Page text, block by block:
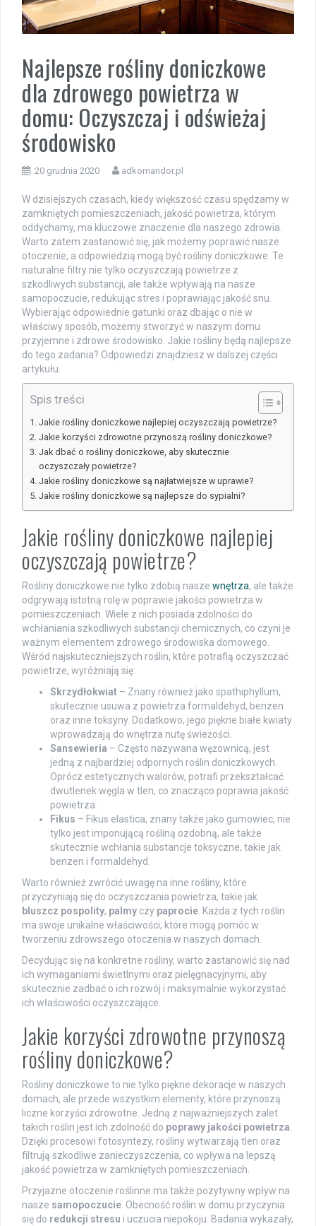
Najlepsze rośliny doniczkowe
dla zdrowego powietrza w
domu: Oczyszczaj i odświeżaj
środowisko
20 grudnia 2020 adkomandor.pl
W dzisiejszych czasach, kiedy większość czasu spędzamy w
zamkniętych pomieszczeniach, jakość powietrza, którym
oddychamy, ma kluczowe znaczenie dla naszego zdrowia.
Warto zatem zastanowić się, jak możemy poprawić nasze
otoczenie, a odpowiedzią mogą być rośliny doniczkowe. Te
naturalne filtry nie tylko oczyszczają powietrze z
szkodliwych substancji, ale także wpływają na nasze
samopoczucie, redukując stres i poprawiając jakość snu.
Wybierając odpowiednie gatunki oraz dbając o nie w
właściwy sposób, możemy stworzyć w naszym domu
przyjemne i zdrowe środowisko. Jakie rośliny będą najlepsze
do tego zadania? Odpowiedzi znajdziesz w dalszej części
artykułu.
Spis treści
Jakie rośliny doniczkowe najlepiej oczyszczają powietrze?
Jakie korzyści zdrowotne przynoszą rośliny doniczkowe?
Jak dbać o rośliny doniczkowe, aby skutecznie
oczyszczały powietrze?
Jakie rośliny doniczkowe są najłatwiejsze w uprawie?
Jakie rośliny doniczkowe są najlepsze do sypialni?
Jakie rośliny doniczkowe najlepiej
oczyszczają powietrze?
Rośliny doniczkowe nie tylko zdobią nasze wnętrza, ale także
odgrywają istotną rolę w poprawie jakości powietrza w
pomieszczeniach. Wiele z nich posiada zdolności do
wchłaniania szkodliwych substancji chemicznych, co czyni je
ważnym elementem zdrowego środowiska domowego.
Wśród najskuteczniejszych roślin, które potrafią oczyszczać
powietrze, wyróżniają się:
Skrzydłokwiat – Znany również jako spathiphyllum,
skutecznie usuwa z powietrza formaldehyd, benzen
oraz inne toksyny. Dodatkowo, jego piękne białe kwiaty
wprowadzają do wnętrza nutę świeżości.
Sansewieria – Często nazywana wężownicą, jest
jedną z najbardziej odpornych roślin doniczkowych.
Oprócz estetycznych walorów, potrafi przekształcać
dwutlenek węgla w tlen, co znacząco poprawia jakość
powietrza.
Fikus – Fikus elastica, znany także jako gumowiec, nie
tylko jest imponującą rośliną ozdobną, ale także
skutecznie wchłania substancje toksyczne, takie jak
benzen i formaldehyd.
Warto również zwrócić uwagę na inne rośliny, które
przyczyniają się do oczyszczania powietrza, takie jak
bluszcz pospolity, palmy czy paprocie. Każda z tych roślin
ma swoje unikalne właściwości, które mogą pomóc w
tworzeniu zdrowszego otoczenia w naszych domach.
Decydując się na konkretne rośliny, warto zastanowić się nad
ich wymaganiami świetlnymi oraz pielęgnacyjnymi, aby
skutecznie zadbać o ich rozwój i maksymalnie wykorzystać
ich właściwości oczyszczające.
Jakie korzyści zdrowotne przynoszą
rośliny doniczkowe?
Rośliny doniczkowe to nie tylko piękne dekoracje w naszych
domach, ale przede wszystkim elementy, które przynoszą
liczne korzyści zdrowotne. Jedną z najważniejszych zalet
takich roślin jest ich zdolność do poprawy jakości powietrza.
Dzięki procesowi fotosyntezy, rośliny wytwarzają tlen oraz
filtrują szkodliwe zanieczyszczenia, co wpływa na lepszą
jakość powietrza w zamkniętych pomieszczeniach.
Przyjazne otoczenie roślinne ma także pozytywny wpływ na
nasze samopoczucie. Obecność roślin w domu przyczynia
się do redukcji stresu i uczucia niepokoju. Badania wykazały,